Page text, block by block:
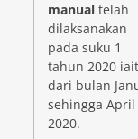
manual telah
dilaksanakan
pada suku 1
tahun 2020
dari bulan
sehingga April
2020.